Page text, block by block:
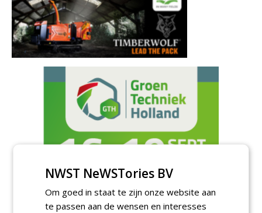
NWST NeWSTories BV
Om goed in staat te zijn onze website aan
te passen aan de wensen en interesses